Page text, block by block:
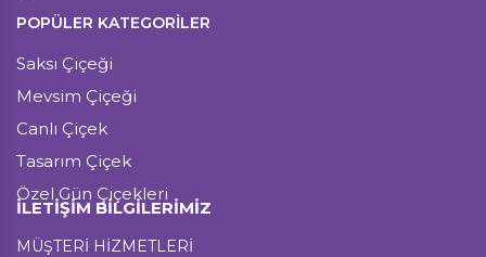
POPÜLER KATEGORİLER
Saksı Çiçeği
Mevsim Çiçeği
Canlı Çiçek
Tasarım Çiçek
Özel Gün Çiçekleri
İLETİŞİM BİLGİLERİMİZ
MÜŞTERİ HİZMETLERİ